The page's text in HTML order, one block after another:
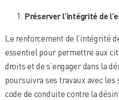
Préserver l’intégrité de
Le renforcement de l’intégrité
essentiel pour permettre aux
droits et de s’engager dans la
poursuivra ses travaux avec les
code de conduite contre la